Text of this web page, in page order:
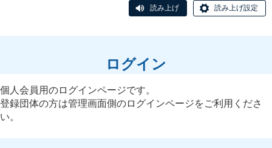
読み上げ 読み上げ設定
ログイン
個人会員用のログインページです。
登録団体の方は管理画面側のログインページをご利用くださ
い。